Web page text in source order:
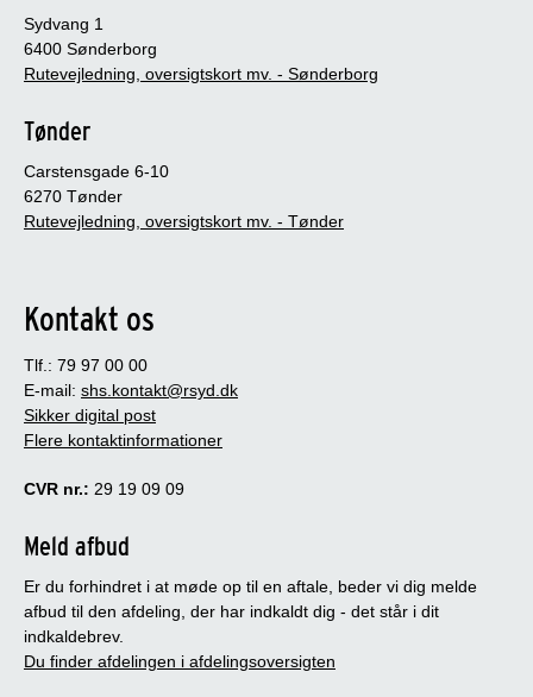
Sydvang 1
6400 Sønderborg
Rutevejledning, oversigtskort mv. - Sønderborg
Tønder
Carstensgade 6-10
6270 Tønder
Rutevejledning, oversigtskort mv. - Tønder
Kontakt os
Tlf.: 79 97 00 00
E-mail: shs.kontakt@rsyd.dk
Sikker digital post
Flere kontaktinformationer
CVR nr.: 29 19 09 09
Meld afbud
Er du forhindret i at møde op til en aftale, beder vi dig melde
afbud til den afdeling, der har indkaldt dig - det står i dit
indkaldebrev.
Du finder afdelingen i afdelingsoversigten